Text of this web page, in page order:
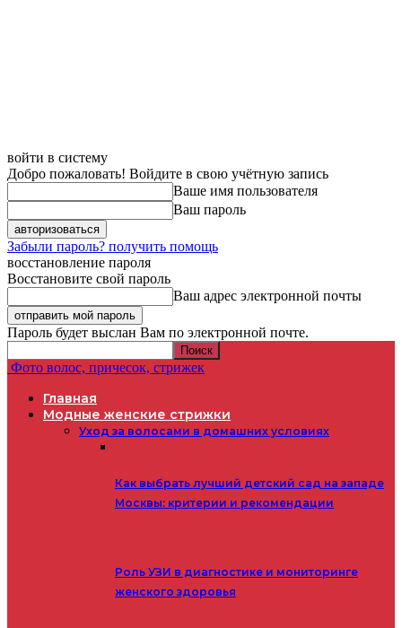
войти в систему
Добро пожаловать! Войдите в свою учётную запись
Ваше имя пользователя
Ваш пароль
Забыли пароль? получить помощь
восстановление пароля
Восстановите свой пароль
Ваш адрес электронной почты
Пароль будет выслан Вам по электронной почте.
Фото волос, причесок, стрижек
Главная
Модные женские стрижки
Уход за волосами в домашних условиях
Как выбрать лучший детский сад на западе
Москвы: критерии и рекомендации
Роль УЗИ в диагностике и мониторинге
женского здоровья